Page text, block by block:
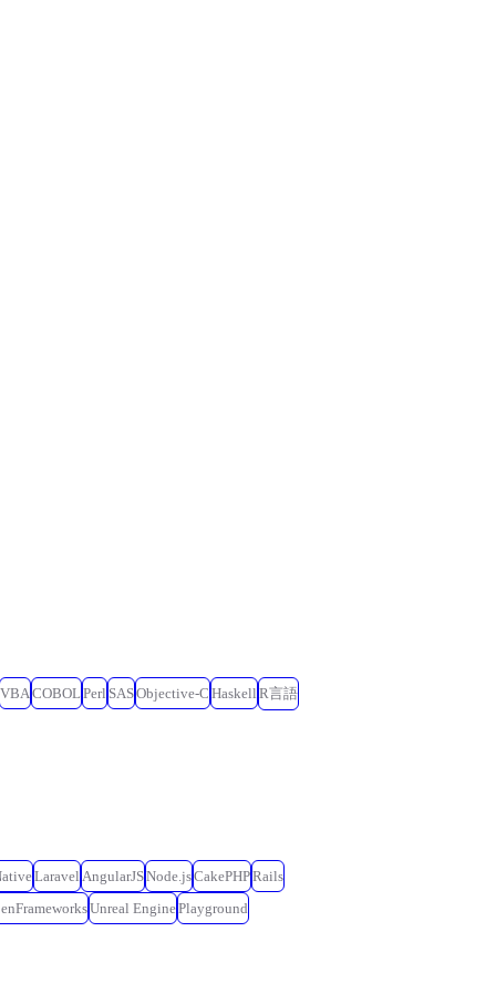
VBA COBOL Perl SASObjective-C Haskell R言語
Laravel AngularJSNode.jsCakePHPRails
Unreal EnginePlayground